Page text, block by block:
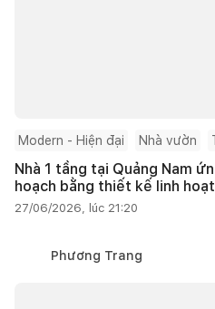
Modern - Hiện đại Nhà vườn
Nhà 1 tầng tại Quảng Nam
hoạch bằng thiết kế linh
27/06/2026, lúc 21:20
Phương Trang